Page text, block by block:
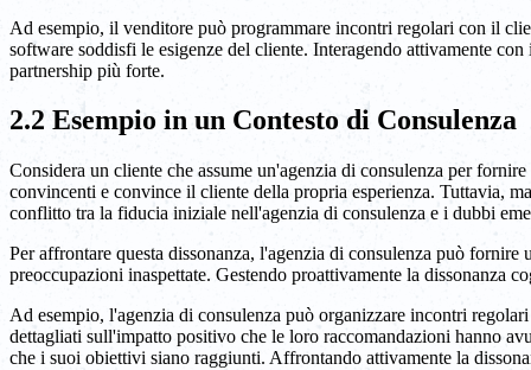
Ad esempio, il venditore può programmare incontri regolari con il
software soddisfi le esigenze del cliente. Interagendo attivamente
partnership più forte.
2.2 Esempio in un Contesto di Consulenza
Considera un cliente che assume un'agenzia di consulenza per
convincenti e convince il cliente della propria esperienza. Tuttavia,
conflitto tra la fiducia iniziale nell'agenzia di consulenza e i dubbi
Per affrontare questa dissonanza, l'agenzia di consulenza può
preoccupazioni inaspettate. Gestendo proattivamente la dissonanza
Ad esempio, l'agenzia di consulenza può organizzare incontri
dettagliati sull'impatto positivo che le loro raccomandazioni hanno
che i suoi obiettivi siano raggiunti. Affrontando attivamente la